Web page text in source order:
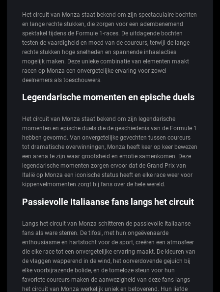
Het circuit van Monza staat bekend om zijn spectaculaire bochten
en lange rechte stukken, die zorgen voor een adembenemend
spektakel tijdens de Formule 1-races. De uitdagende bochten
testen de vaardigheid en moed van de coureurs, terwijl de lange
rechte stukken hoge snelheden en spannende inhaalacties
mogelijk maken. Deze unieke combinatie van elementen maakt
racen op Monza een onvergetelijke ervaring voor zowel
deelnemers als toeschouwers.
Legendarische momenten en epische duels
Het circuit van Monza staat bekend om zijn legendarische
momenten en epische duels die de geschiedenis van de Formule 1
hebben gevormd. Van onvergetelijke gevechten tussen coureurs
tot dramatische overwinningen, Monza heeft keer op keer bewezen
een arena te zijn waar grootsheid en emotie samenkomen. Deze
legendarische momenten zorgen ervoor dat de Grand Prix van
Italië op Monza een iconische status heeft en elke race weer voor
kippenvelmomenten zorgt bij fans over de hele wereld.
Passievolle Italiaanse fans langs het circuit
Langs het circuit van Monza schitteren de passievolle Italiaanse
fans als ware sterren. De tifosi, met hun ongeëvenaarde
enthousiasme en hartstocht voor de sport, creëren een atmosfeer
die elke race tot een onvergetelijke ervaring maakt. De kleuren van
de vlaggen wapperend in de wind, het oorverdovende gejuich bij
elke voorbijrazende bolide, en de tomeloze steun voor hun
favoriete coureurs maken de aanwezigheid van deze fans langs
het circuit van Monza werkelijk uniek en betoverend. Hun liefde